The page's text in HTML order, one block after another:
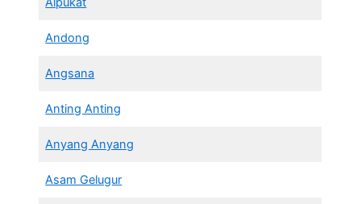
Andong
Angsana
Anting Anting
Anyang Anyang
Asam Gelugur